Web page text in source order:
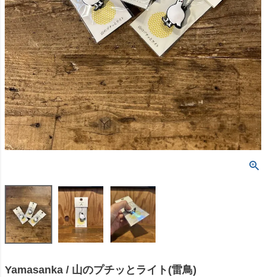
Yamasanka / 山のプチッとライト(雷鳥)